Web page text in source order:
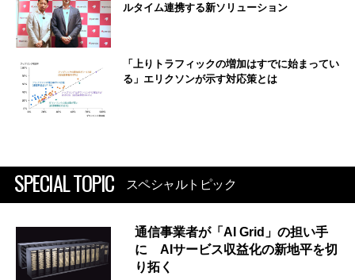
ルタイム連携する新ソリューション
「上りトラフィックの増加はすでに始まってい
る」エリクソンが示す対応策とは
SPECIAL TOPIC スペシャルトピック
通信事業者が「AI Grid」の担い手
に AIサービス収益化の新地平を切
り拓く